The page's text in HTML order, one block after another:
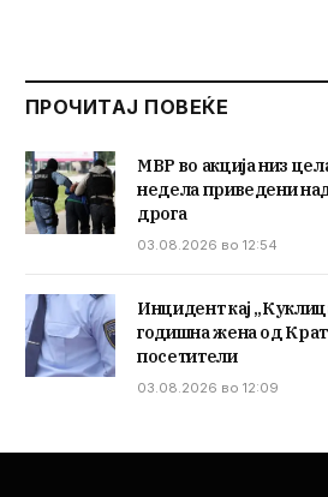
ПРОЧИТАЈ ПОВЕЌЕ
МВР во акција низ
недела приведени
дрога
03.08.2026 во 12:54
Инцидент кај
годишна жена од
посетители
03.08.2026 во 12:09